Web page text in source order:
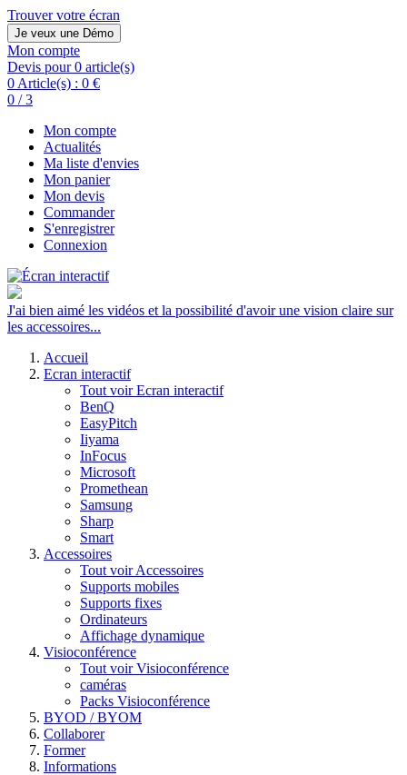
Trouver votre écran
Je veux une Démo
Mon compte
Devis pour 0 article(s)
0 Article(s) : 0 €
0 / 3
Mon compte
Actualités
Ma liste d'envies
Mon panier
Mon devis
Commander
S'enregistrer
Connexion
J'ai bien aimé les vidéos et la possibilité d'avoir une vision claire sur
les accessoires...
Accueil
Ecran interactif
Tout voir Ecran interactif
BenQ
EasyPitch
Iiyama
InFocus
Microsoft
Promethean
Samsung
Sharp
Smart
Accessoires
Tout voir Accessoires
Supports mobiles
Supports fixes
Ordinateurs
Affichage dynamique
Visioconférence
Tout voir Visioconférence
caméras
Packs Visioconférence
BYOD / BYOM
Collaborer
Former
Informations